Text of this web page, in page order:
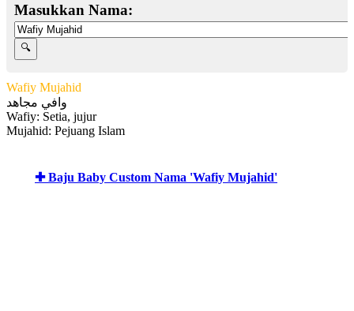
Masukkan Nama:
Wafiy Mujahid
وافي مجاهد
Wafiy: Setia, jujur
Mujahid: Pejuang Islam
✚ Baju Baby Custom Nama 'Wafiy Mujahid'